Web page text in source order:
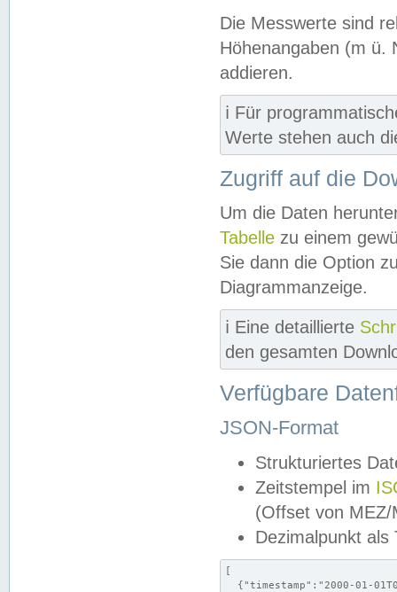
Die Messwerte sind
Höhenangaben (m ü.
addieren.
ℹ️ Für
Werte stehen auch
Zugriff auf die
Um die Daten
Tabelle zu einem
Sie dann die Option
Diagrammanzeige.
ℹ️ Eine detaillierte
den gesamten
Verfügbare
JSON-Format
Strukturiertes
Zeitstempel im
(Offset von MEZ/
Dezimalpunkt als
[
{"timestamp":"2000-01-